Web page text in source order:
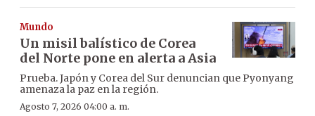
Mundo
Un misil balístico de Corea
del Norte pone en alerta a Asia
Prueba. Japón y Corea del Sur denuncian que Pyonyang
amenaza la paz en la región.
Agosto 7, 2026 04:00 a. m.